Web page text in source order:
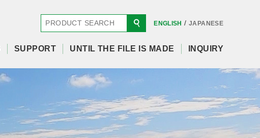
ENGLISH /JAPANESE
SUPPORT UNTIL THE FILE IS MADE INQUIRY